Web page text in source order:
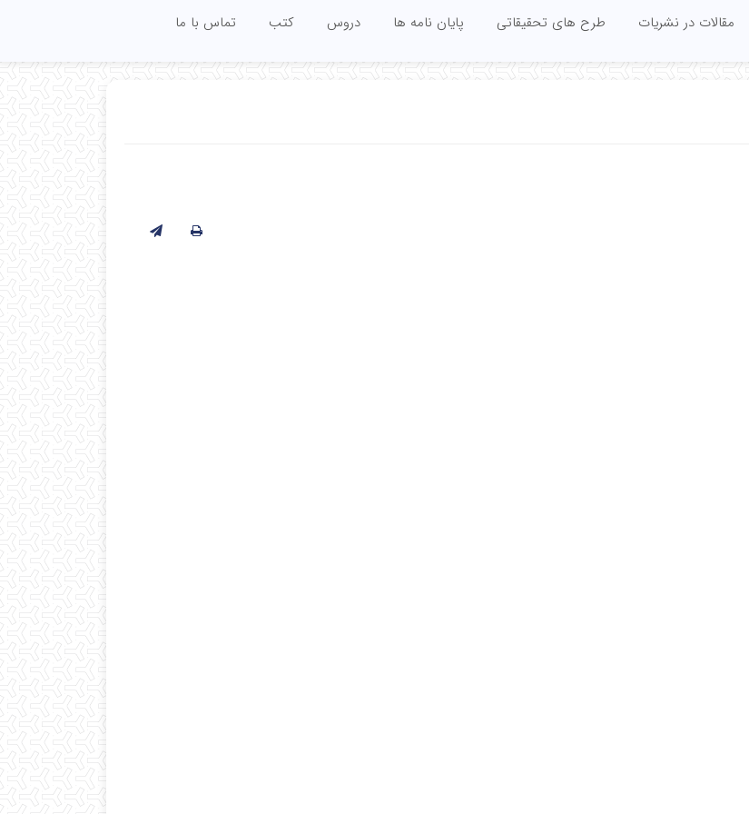
مقالات در نشریات طرح های تحقیقاتی پایان نامه ها دروس کتب تماس با ما